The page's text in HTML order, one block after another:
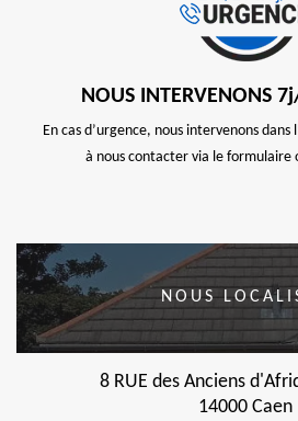
NOUS INTERVENONS
En cas d’urgence, nous intervenons dans
à nous contacter via le formulaire
NOUS
8 RUE des Anciens
14000 Caen